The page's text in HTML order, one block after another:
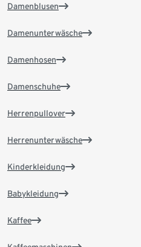
Damenblusen
Damenunterwäsche
Damenhosen
Damenschuhe
Herrenpullover
Herrenunterwäsche
Kinderkleidung
Babykleidung
Kaffee